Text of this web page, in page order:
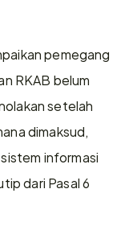
pemegang
RKAB belum
setelah
dimaksud,
informasi
dari Pasal 6